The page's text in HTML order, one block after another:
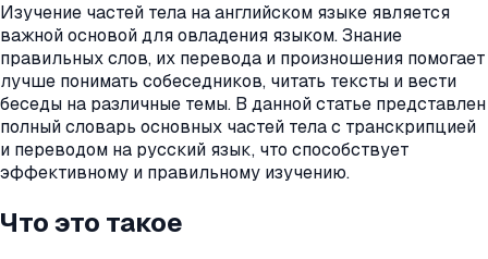
Изучение частей тела на английском языке является
важной основой для овладения языком. Знание
правильных слов, их перевода и произношения помогает
лучше понимать собеседников, читать тексты и вести
беседы на различные темы. В данной статье представлен
полный словарь основных частей тела с транскрипцией
и переводом на русский язык, что способствует
эффективному и правильному изучению.
Что это такое